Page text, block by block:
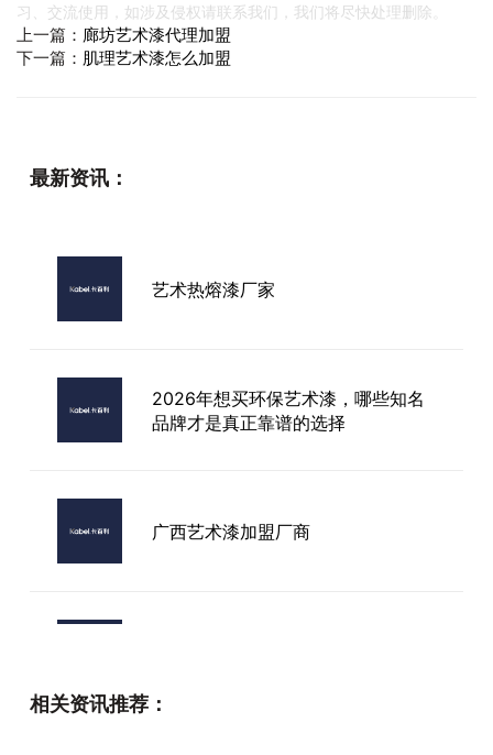
习、交流使用，如涉及侵权请联系我们，我们将尽快处理删除。
上一篇： 廊坊艺术漆代理加盟
下一篇： 肌理艺术漆怎么加盟
最新资讯：
艺术热熔漆厂家
2026年想买环保艺术漆，哪些知名
品牌才是真正靠谱的选择
广西艺术漆加盟厂商
相关资讯推荐：